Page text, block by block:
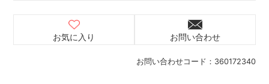
お問い合わせコード： 360172340
お気に入り お問い合わせ